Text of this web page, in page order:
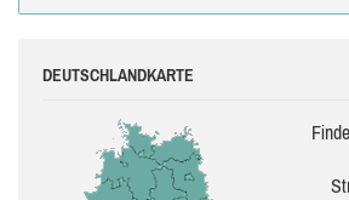
DEUTSCHLANDKARTE